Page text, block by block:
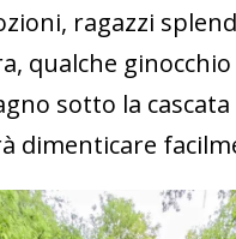
ragazzi
qualche
sotto la
dimenticare